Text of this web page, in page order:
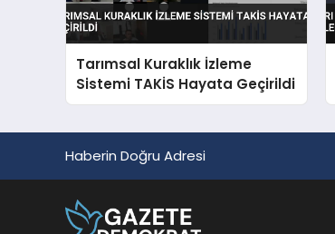
Tarımsal Kuraklık İzleme
Sistemi TAKİS Hayata Geçirildi
Haberin Doğru Adresi